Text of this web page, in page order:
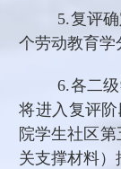
5.复评
个劳动教育学
6.各二
将进入复评
院学生社区
关支撑材料）